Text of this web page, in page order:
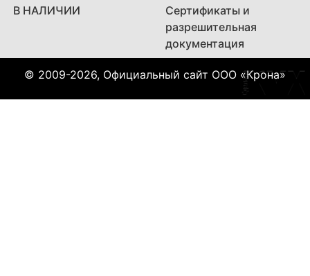
В НАЛИЧИИ
Сертификаты и
разрешительная
документация
© 2009-2026, Официальный сайт ООО «Крона»